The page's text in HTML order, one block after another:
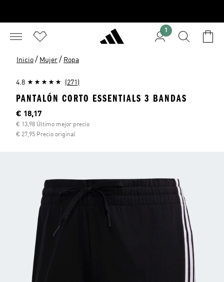
1
Inicio / Mujer / Ropa
4.8 (271)
PANTALÓN CORTO ESSENTIALS 3 BANDAS
Precio actual
€ 18,17
€ 13,98 Último mejor precio
€ 27,95 Precio original